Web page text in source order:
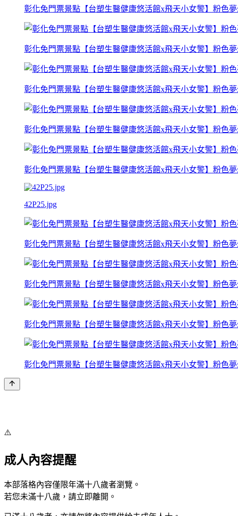
彰化免門票景點【台塑生醫健康悠活館x飛天小女警】粉色
彰化免門票景點【台塑生醫健康悠活館x飛天小女警】粉色
彰化免門票景點【台塑生醫健康悠活館x飛天小女警】粉色
彰化免門票景點【台塑生醫健康悠活館x飛天小女警】粉色
彰化免門票景點【台塑生醫健康悠活館x飛天小女警】粉色
42P25.jpg
彰化免門票景點【台塑生醫健康悠活館x飛天小女警】粉色
彰化免門票景點【台塑生醫健康悠活館x飛天小女警】粉色
彰化免門票景點【台塑生醫健康悠活館x飛天小女警】粉色
彰化免門票景點【台塑生醫健康悠活館x飛天小女警】粉色
⚠️
成人內容提醒
本部落格內容僅限年滿十八歲者瀏覽。
若您未滿十八歲，請立即離開。